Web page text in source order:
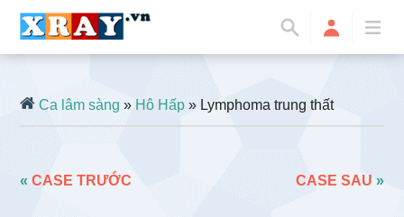
Ca lâm sàng » Hô Hấp » Lymphoma trung thất
«CASE TRƯỚC CASE SAU »